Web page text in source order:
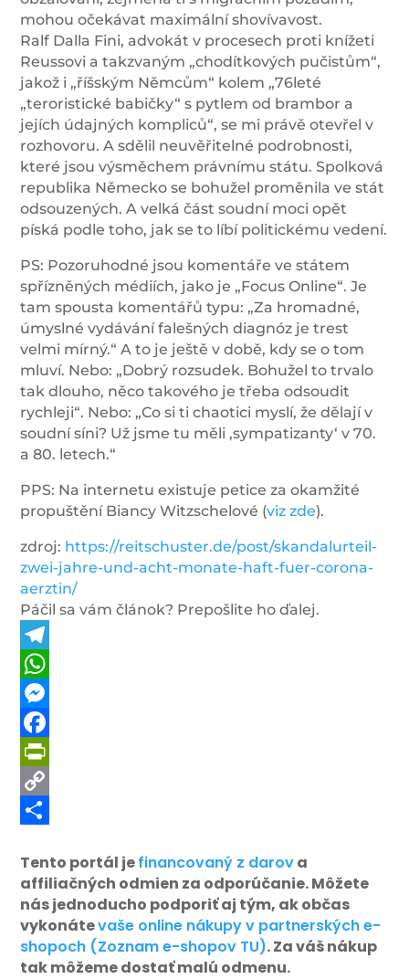
mohou očekávat maximální shovívavost.
Ralf Dalla Fini, advokát v procesech proti knížeti
Reussovi a takzvaným „chodítkových pučistům“,
jakož i „říšským Němcům“ kolem „76leté
„teroristické babičky“ s pytlem od brambor a
jejích údajných kompliců“, se mi právě otevřel v
rozhovoru. A sdělil neuvěřitelné podrobnosti,
které jsou výsměchem právnímu státu. Spolková
republika Německo se bohužel proměnila ve stát
odsouzených. A velká část soudní moci opět
píská podle toho, jak se to líbí politickému vedení.
PS: Pozoruhodné jsou komentáře ve státem
spřízněných médiích, jako je „Focus Online“. Je
tam spousta komentářů typu: „Za hromadné,
úmyslné vydávání falešných diagnóz je trest
velmi mírný.“ A to je ještě v době, kdy se o tom
mluví. Nebo: „Dobrý rozsudek. Bohužel to trvalo
tak dlouho, něco takového je třeba odsoudit
rychleji“. Nebo: „Co si ti chaotici myslí, že dělají v
soudní síni? Už jsme tu měli ‚sympatizanty‘ v 70.
a 80. letech.“
PPS: Na internetu existuje petice za okamžité
propuštění Biancy Witzschelové (viz zde).
zdroj: https://reitschuster.de/post/skandalurteil-
zwei-jahre-und-acht-monate-haft-fuer-corona-
aerztin/
Páčil sa vám článok? Prepošlite ho ďalej.
Telegram
WhatsApp
Messenger
Facebook
PrintFriendly
Copy
Tento portál jefinancovaný z darova
affiliačných odmien za odporúčanie. Môžete
nás jednoducho podporiť aj tým, ak občas
vykonátevaše online nákupy v partnerských e-
shopoch (Zoznam e-shopov TU). Za váš nákup
tak môžeme dostať malú odmenu.